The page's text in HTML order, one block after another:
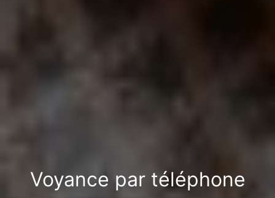
Voyance par téléphone